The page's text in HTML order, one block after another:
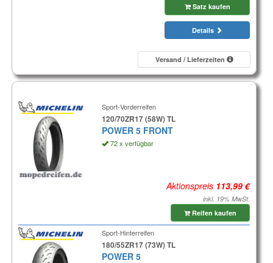
Satz kaufen
Details
Versand / Lieferzeiten
Sport-Vorderreifen
120/70ZR17 (58W) TL
POWER 5 FRONT
72 x verfügbar
Aktionspreis
inkl. 19% MwSt.
Reifen kaufen
Sport-Hinterreifen
180/55ZR17 (73W) TL
POWER 5